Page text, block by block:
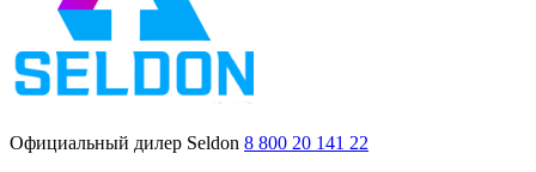
Официальный дилер Seldon 8 800 20 141 22